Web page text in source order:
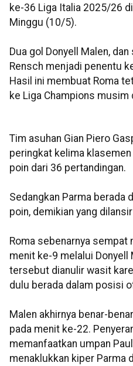
ke-36 Liga Italia 2025/26
Minggu (10/5).
Dua gol Donyell Malen,
Rensch menjadi penentu
Hasil ini membuat Roma
ke Liga Champions musim
Tim asuhan Gian Piero
peringkat kelima
poin dari 36 pertandingan.
Sedangkan Parma berada
poin, demikian yang
Roma sebenarnya
menit ke-9 melalui Donyell
tersebut dianulir wasit
dulu berada dalam posisi
Malen akhirnya benar-
pada menit ke-22.
memanfaatkan umpan
menaklukkan kiper Parma